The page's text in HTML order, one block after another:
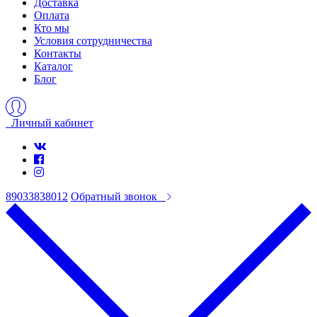
Оплата
Кто мы
Условия сотрудничества
Контакты
Каталог
Блог
Личный кабинет
89033838012 Обратный звонок